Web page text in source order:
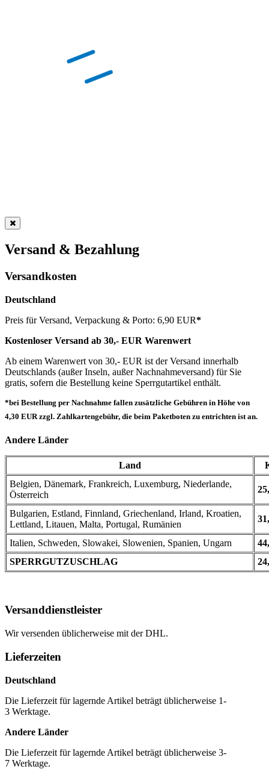
Versand & Bezahlung
Versandkosten
Deutschland
Preis für Versand, Verpackung & Porto: 6,90 EUR*
Kostenloser Versand ab 30,- EUR Warenwert
Ab einem Warenwert von 30,- EUR ist der Versand innerhalb
Deutschlands (außer Inseln, außer Nachnahmeversand) für Sie
gratis, sofern die Bestellung keine Sperrgutartikel enthält.
*bei Bestellung per Nachnahme fallen zusätzliche Gebühren in Höhe von
4,30 EUR zzgl. Zahlkartengebühr, die beim Paketboten zu entrichten ist an.
Andere Länder
Land
Belgien, Dänemark, Frankreich, Luxemburg, Niederlande,
Österreich
Bulgarien, Estland, Finnland, Griechenland, Irland, Kroatien,
Lettland, Litauen, Malta, Portugal, Rumänien
Italien, Schweden, Slowakei, Slowenien, Spanien, Ungarn
SPERRGUTZUSCHLAG
Versanddienstleister
Wir versenden üblicherweise mit der DHL.
Lieferzeiten
Deutschland
Die Lieferzeit für lagernde Artikel beträgt üblicherweise 1-
3 Werktage.
Andere Länder
Die Lieferzeit für lagernde Artikel beträgt üblicherweise 3-
7 Werktage.